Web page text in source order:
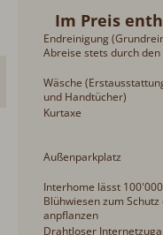
Im Preis
Endreinigung
Abreise stets durch den
Wäsche
und Handtücher)
Kurtaxe
Außenparkplatz
Interhome lässt 100'000
Blühwiesen zum Schutz
anpflanzen
Drahtloser